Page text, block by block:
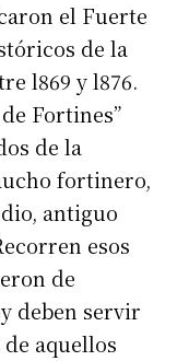
el Fuerte
de la
l869 y l876.
Fortines”
de la
fortinero,
antiguo
esos
de
deben servir
aquellos